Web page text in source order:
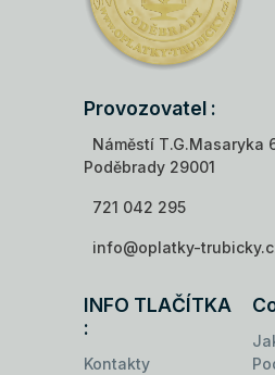
Provozovatel :
Náměstí T.G.Masaryka
Poděbrady 29001
721 042 295
info@oplatky-
INFO TLAČÍTKA
:
Kontakty